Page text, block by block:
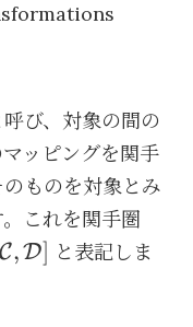
び、対象の間の
ッピングを関手
ものを対象とみ
これを関手圏
C, D] と表記しま